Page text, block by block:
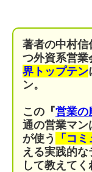
著者の中村信
つ外資系営業
界トップテン
ン。
この『営業の
通の営業マン
が使う
「コ
える実践的
して教えてく